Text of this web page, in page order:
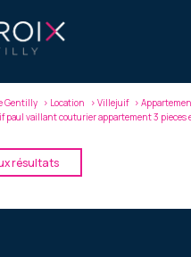
Gentilly Location Villejuif
paul vaillant couturier appartement 3 pieces
résultats